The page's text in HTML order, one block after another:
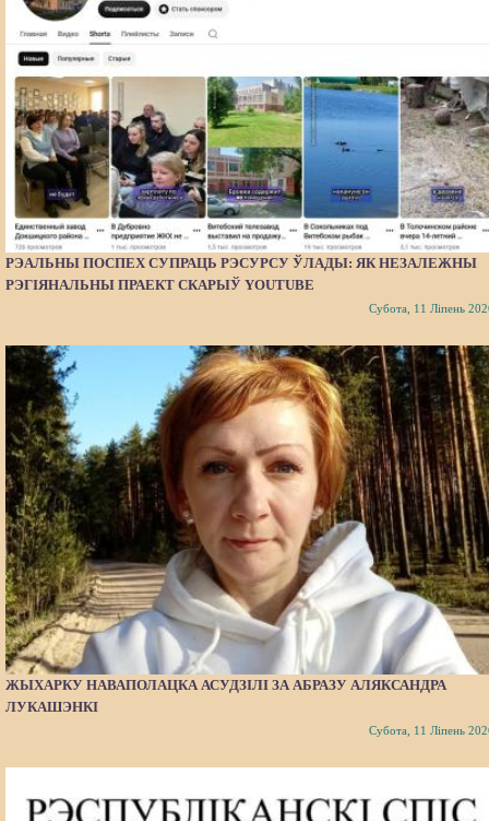
РЭАЛЬНЫ ПОСПЕХ СУПРАЦЬ РЭСУРСУ ЎЛАДЫ: ЯК НЕЗАЛЕЖНЫ
РЭГІЯНАЛЬНЫ ПРАЕКТ СКАРЫЎ YOUTUBE
Субота, 11 Ліпень
ЖЫХАРКУ НАВАПОЛАЦКА АСУДЗІЛІ ЗА АБРАЗУ АЛЯКСАНДРА
ЛУКАШЭНКІ
Субота, 11 Ліпень